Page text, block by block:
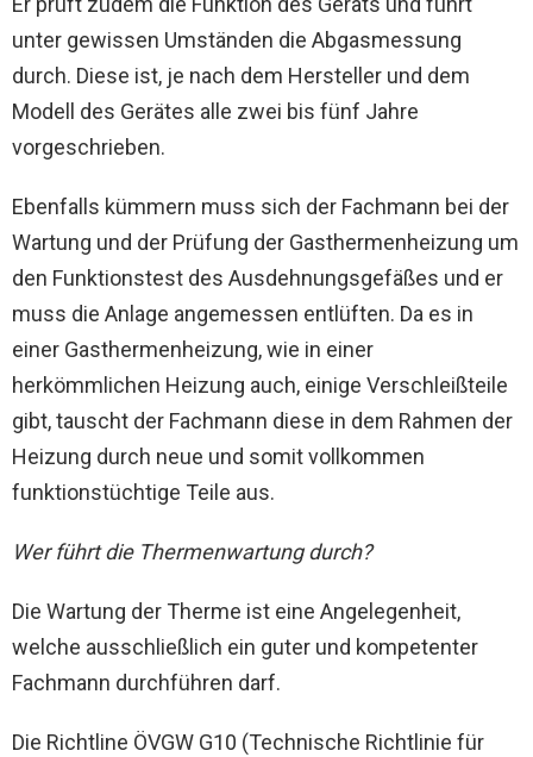
unter gewissen Umständen die Abgasmessung
durch. Diese ist, je nach dem Hersteller und dem
Modell des Gerätes alle zwei bis fünf Jahre
vorgeschrieben.
Ebenfalls kümmern muss sich der Fachmann bei der
Wartung und der Prüfung der Gasthermenheizung um
den Funktionstest des Ausdehnungsgefäßes und er
muss die Anlage angemessen entlüften. Da es in
einer Gasthermenheizung, wie in einer
herkömmlichen Heizung auch, einige Verschleißteile
gibt, tauscht der Fachmann diese in dem Rahmen der
Heizung durch neue und somit vollkommen
funktionstüchtige Teile aus.
Wer führt die Thermenwartung durch?
Die Wartung der Therme ist eine Angelegenheit,
welche ausschließlich ein guter und kompetenter
Fachmann durchführen darf.
Die Richtline ÖVGW G10 (Technische Richtlinie für